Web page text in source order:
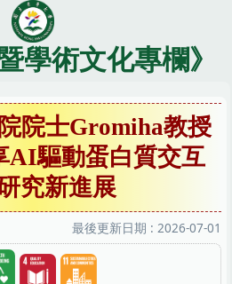
學術文化專欄》
院士Gromiha教授
AI驅動蛋白質交互
究新進展
最後更新日期 : 2026-07-01